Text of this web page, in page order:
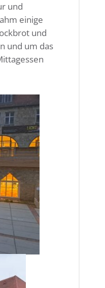
und
einige
und
und um das